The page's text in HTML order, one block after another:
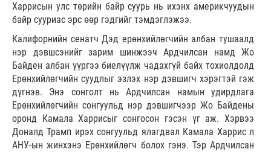
Харрисын улс төрийн байр суурь нь ихэнх америкчуудын
байр сууриас эрс өөр гэдгийг тэмдэглэжээ.
Калифорнийн сенатч Дэд ерөнхийлөгчийн албан тушаалд
нэр дэвшсэнийг зарим шинжээч Ардчилсан намд Жо
Байден албан үүргээ биелүүлж чадахгүй байх тохиолдолд
Ерөнхийлөгчийн суудлыг эзлэх нэр дэвшигч хэрэгтэй гэж
дүгнэв. Энэ сонголт нь Ардчилсан намын удирдлага
Ерөнхийлөгчийн сонгуульд нэр дэвшигчээр Жо Байдены
оронд Камала Харрисыг сонгосон гэсэн үг аж. Хэрвээ
Доналд Трамп ирэх сонгуульд ялагдвал Камала Харрис л
АНУ-ын жинхэнэ Ерөнхийлөгч болох гэнэ. Тэр Ардчилсан